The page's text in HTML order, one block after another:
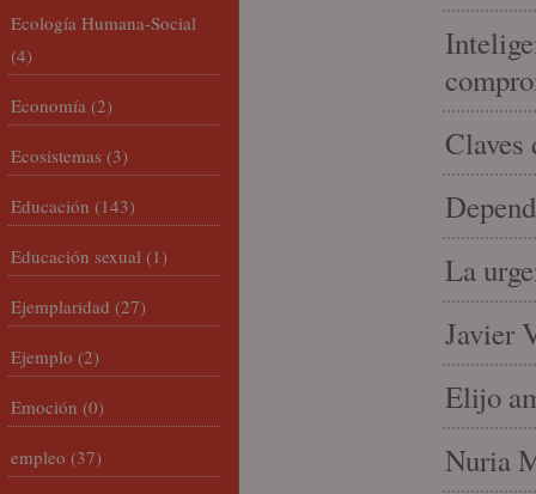
Claves
La
Javier
Elijo
Nuria
Ecología Humana-Social
(4)
Economía (2)
Ecosistemas (3)
Educación (143)
Educación sexual (1)
Ejemplaridad (27)
Ejemplo (2)
Emoción (0)
empleo (37)